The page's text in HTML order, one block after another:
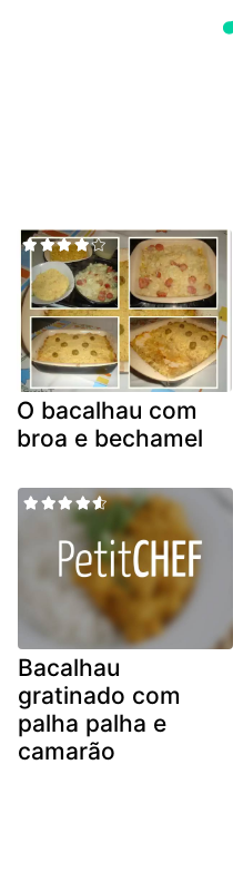
O bacalhau com
broa e bechamel
Bacalhau
gratinado com
palha palha e
camarão